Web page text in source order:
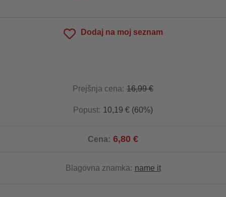
Dodaj na moj seznam
Prejšnja cena: 16,99 €
Popust: 10,19 € (60%)
Cena: 6,80 €
Blagovna znamka: name it